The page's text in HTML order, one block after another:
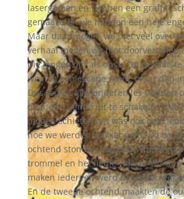
lasergamen en hebben een graffiti
gemaakt. En we hadden een hele
Maar daar mogen we niet veel over
verhaal mogen we niet doorvertellen
die jonger zijn als ons… Op de
we nog een escape room, maar dan
Dus terwijl alle kinderen les hadden
daar een bende uit te schakelen! We
mogen schieten dat was ook heel
hoe we werden wakker gemaakt op
ochtend stonden een paar kinderen
trommel en het liedje wakker worden
maken iedereen werd daardoor
En de tweede ochtend maakten de